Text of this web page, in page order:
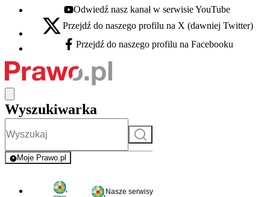
Youtube - otwiera się w nowej karcie
Odwiedź nasz kanał w serwisie YouTube
X - otwiera się w nowej karcie
Przejdź do naszego profilu na X (dawniej Twitter)
Facebook - otwiera się w nowej karcie
Przejdź do naszego profilu na Facebooku
Wyszukiwarka
Szukaj
Moje Prawo.pl
- rejestracja i logowanie do serwisu
Nasze serwisy